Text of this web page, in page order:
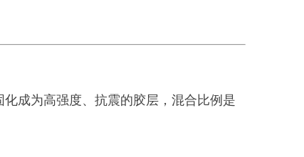
成为高强度、抗震的胶层，混合比例是